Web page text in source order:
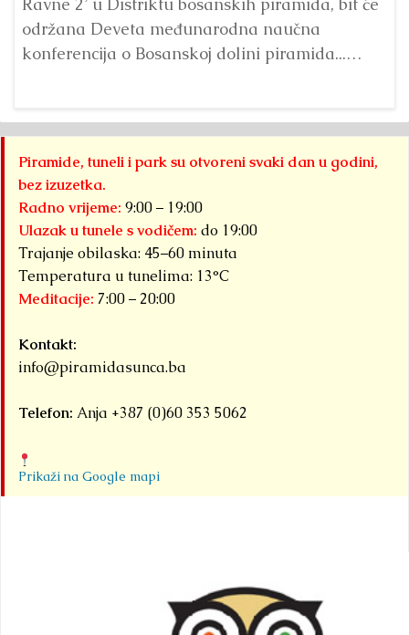
održana Deveta međunarodna naučna
konferencija o Bosanskoj dolini piramida...
Piramide, tuneli i park su otvoreni svaki dan u godini,
bez izuzetka.
Radno vrijeme: 9:00 – 19:00
Ulazak u tunele s vodičem: do 19:00
Trajanje obilaska: 45–60 minuta
Temperatura u tunelima: 13°C
Meditacije: 7:00 – 20:00
Kontakt:
info@piramidasunca.ba
Telefon: Anja +387 (0)60 353 5062
Prikaži na Google mapi